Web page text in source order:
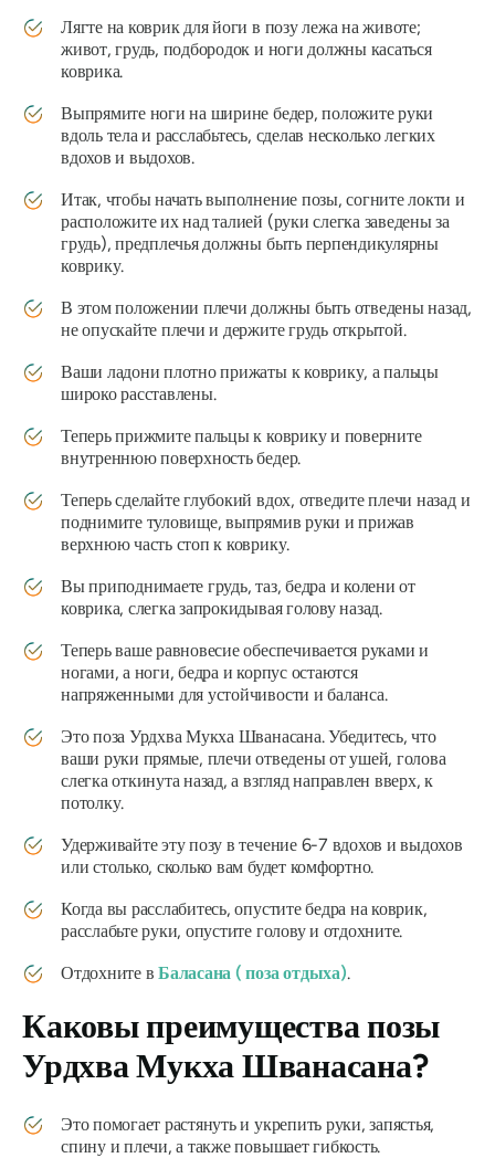
Лягте на коврик для йоги в позу лежа на животе;
живот, грудь, подбородок и ноги должны касаться
коврика.
Выпрямите ноги на ширине бедер, положите руки
вдоль тела и расслабьтесь, сделав несколько легких
вдохов и выдохов.
Итак, чтобы начать выполнение позы, согните локти и
расположите их над талией (руки слегка заведены за
грудь), предплечья должны быть перпендикулярны
коврику.
В этом положении плечи должны быть отведены назад,
не опускайте плечи и держите грудь открытой.
Ваши ладони плотно прижаты к коврику, а пальцы
широко расставлены.
Теперь прижмите пальцы к коврику и поверните
внутреннюю поверхность бедер.
Теперь сделайте глубокий вдох, отведите плечи назад и
поднимите туловище, выпрямив руки и прижав
верхнюю часть стоп к коврику.
Вы приподнимаете грудь, таз, бедра и колени от
коврика, слегка запрокидывая голову назад.
Теперь ваше равновесие обеспечивается руками и
ногами, а ноги, бедра и корпус остаются
напряженными для устойчивости и баланса.
Это поза Урдхва Мукха Шванасана.Убедитесь, что
ваши руки прямые, плечи отведены от ушей, голова
слегка откинута назад, а взгляд направлен вверх, к
потолку.
Удерживайте эту позу в течение 6-7 вдохов и выдохов
или столько, сколько вам будет комфортно.
Когда вы расслабитесь, опустите бедра на коврик,
расслабьте руки, опустите голову и отдохните.
Отдохните вБаласана ( поза отдыха).
Каковы преимущества позы
Урдхва Мукха Шванасана?
Это помогает растянуть и укрепить руки, запястья,
спину и плечи, а также повышает гибкость.